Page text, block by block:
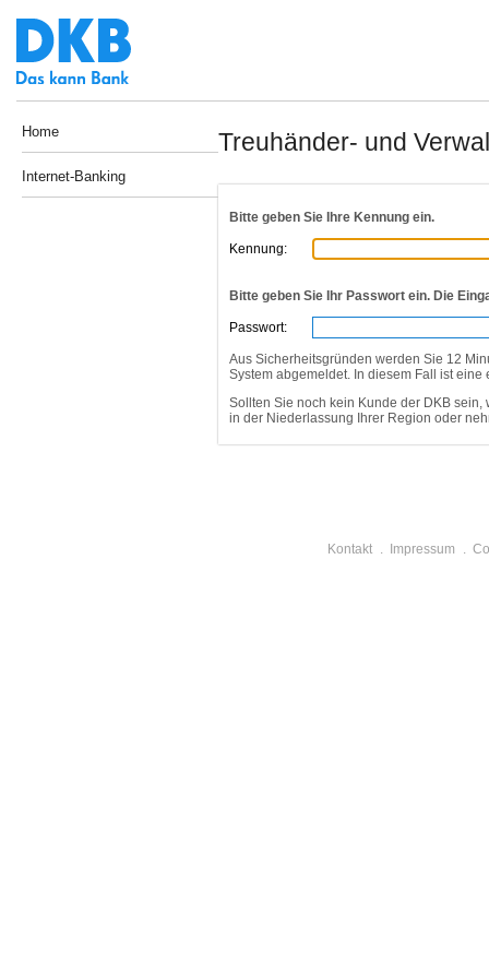
Home
Internet-Banking
Treuhänder- und
Bitte geben Sie Ihre Kennung ein.
Kennung:
Bitte geben Sie Ihr Passwort ein. Die
Passwort:
Aus Sicherheitsgründen werden Sie 12
System abgemeldet. In diesem Fall ist
Sollten Sie noch kein Kunde der DKB
in der Niederlassung Ihrer Region oder
Kontakt Impressum